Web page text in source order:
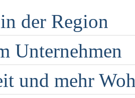
der Region
Unternehmen
und mehr